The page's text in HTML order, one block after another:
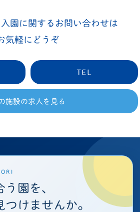
園に関するお問い合わせは
気軽にどうぞ
TEL
施設の求人を見る
園を、
けませんか。